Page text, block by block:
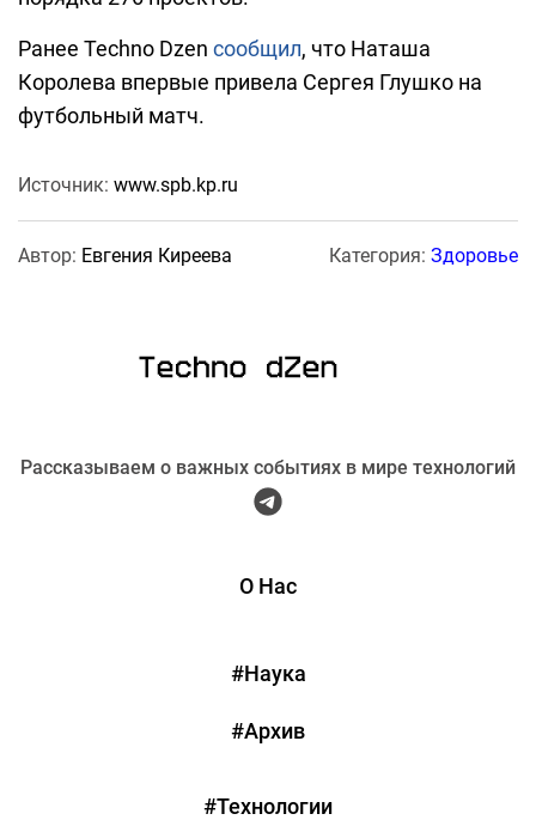
Ранее Techno Dzen сообщил, что Наташа
Королева впервые привела Сергея Глушко на
футбольный матч.
Источник: www.spb.kp.ru
Автор: Евгения Киреева Категория: Здоровье
Рассказываем о важных событиях в мире технологий
О Нас
#Наука
#Архив
#Технологии